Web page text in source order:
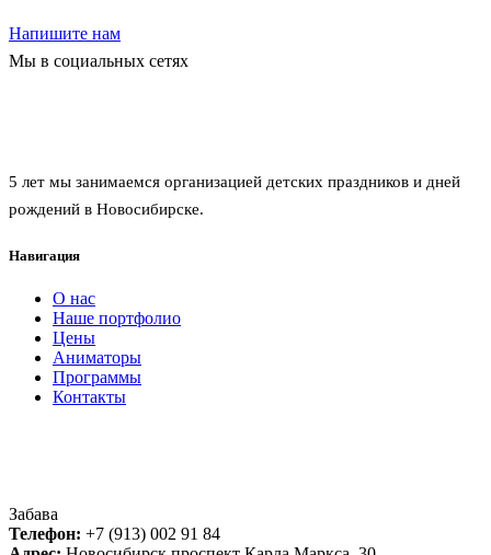
Напишите нам
Мы в социальных сетях
5 лет мы занимаемся организацией детских праздников и дней
рождений в Новосибирске.
Навигация
О нас
Наше портфолио
Цены
Аниматоры
Программы
Контакты
Забава
Телефон: +7 (913) 002 91 84